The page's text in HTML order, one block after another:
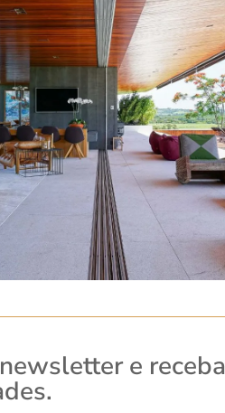
e receba